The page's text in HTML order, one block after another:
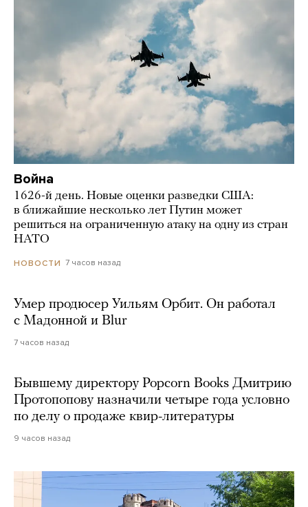
Война
1626-й день. Новые оценки разведки США:
в ближайшие несколько лет Путин может
решиться на ограниченную атаку на одну из стран
НАТО
НОВОСТИ 7 часов назад
Умер продюсер Уильям Орбит. Он работал
с Мадонной и Blur
7 часов назад
Бывшему директору Popcorn Books Дмитрию
Протопопову назначили четыре года условно
по делу о продаже квир-литературы
9 часов назад